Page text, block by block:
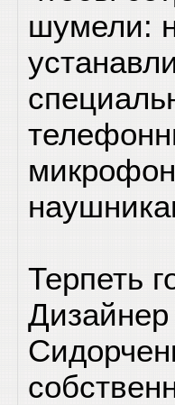
шумели:
Терпеть